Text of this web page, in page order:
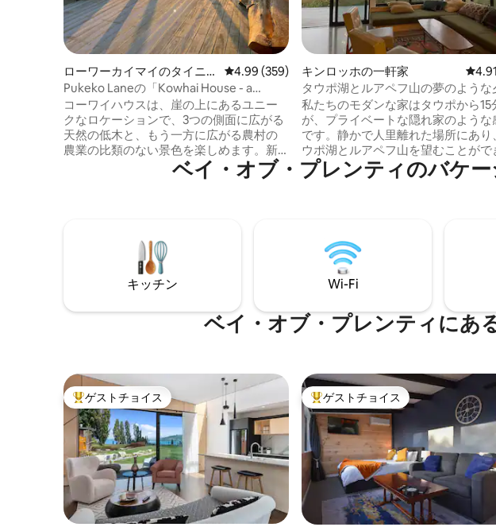
ローワーカイマイのタイニー
ハウス
レビュー359件、5つ星中4.99つ星の平均評価
4.99 (359)
Pukeko Laneの「Kowhai House - a
simple blend」
コーワイハウスは、崖の上にあるユニー
クなロケーションで、3つの側面に広がる
天然の低木と、もう一方に広がる農村の
農業の比類のない景色を楽しめます。新
築のため、ゲストが外の忙しい世界に追
いつく必要がある場合に備えて、すべて
するために最近掲載された2番目のリステ
ィングTui Lodgeとキャビンを必ずチェッ
クしてください。カップルや大人数のグ
ループ（一緒に旅行する2組のカップルや
家族）に最適です。
キンロッホの一軒家 レビ
タウポ湖とルアペフ山の夢のような
私たちのモダンな家はタウポから15
が、プライベートな隠れ家のような
です。静かで人里離れた場所にあり
ウポ湖とルアペフ山を望むことがで
素晴らしい夕日を眺めることができ
す。一年中理想的で、バーベキュー
低木林があります。 お子様連れには適し
ていません。ヘアドライヤー、洗面用
具、アイロンはご用意しておりません
（申し訳ありませんが、ゲストが持
り続けているため、常に交換するの
しいです）。
ベイ・オブ・プレンティのバケ
キッチン Wi-Fi
ベイ・オブ・プレンティにあ
大好評のゲストチョイスです。
ゲストチョイス 大好評のゲストチョイスです。
ゲストチョイス